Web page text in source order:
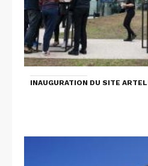
INAUGURATION DU SITE